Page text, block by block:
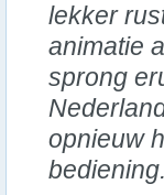
lekker
animatie
sprong
opnieuw
bediening.